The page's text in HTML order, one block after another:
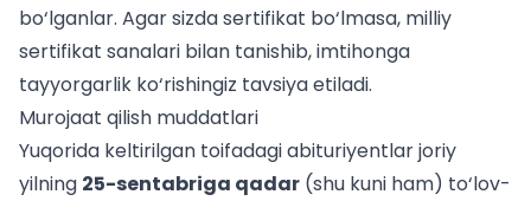
bo‘lganlar. Agar sizda sertifikat bo‘lmasa, milliy
sertifikat sanalari bilan tanishib, imtihonga
tayyorgarlik ko‘rishingiz tavsiya etiladi.
Murojaat qilish muddatlari
Yuqorida keltirilgan toifadagi abituriyentlar joriy
yilning 25-sentabriga qadar (shu kuni ham) to‘lov-